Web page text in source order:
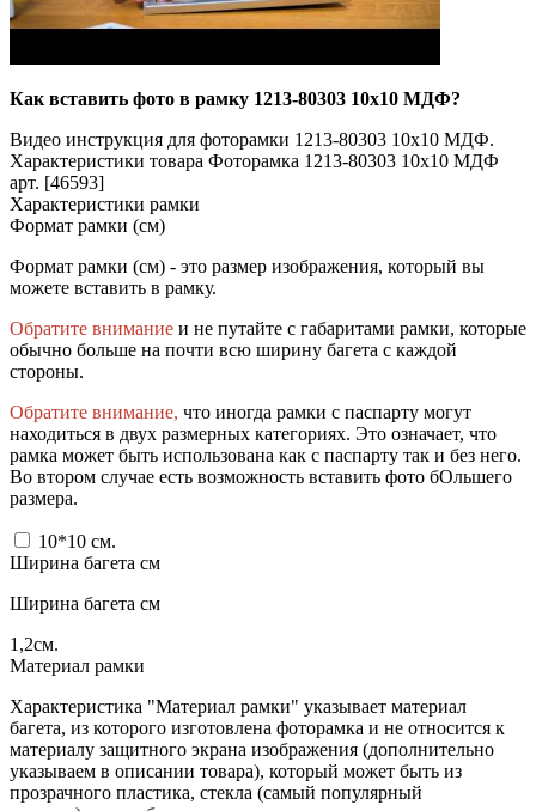
Как вставить фото в рамку 1213-80303 10x10 МДФ?
Видео инструкция для фоторамки 1213-80303 10x10 МДФ.
Характеристики товара Фоторамка 1213-80303 10x10 МДФ
арт. [46593]
Характеристики рамки
Формат рамки (см)
Формат рамки (см) - это размер изображения, который вы
можете вставить в рамку.
Обратите внимание и не путайте с габаритами рамки, которые
обычно больше на почти всю ширину багета с каждой
стороны.
Обратите внимание, что иногда рамки с паспарту могут
находиться в двух размерных категориях. Это означает, что
рамка может быть использована как с паспарту так и без него.
Во втором случае есть возможность вставить фото бОльшего
размера.
10*10 см.
Ширина багета см
Ширина багета см
1,2см.
Материал рамки
Характеристика "Материал рамки" указывает материал
багета, из которого изготовлена фоторамка и не относится к
материалу защитного экрана изображения (дополнительно
указываем в описании товара), который может быть из
прозрачного пластика, стекла (самый популярный